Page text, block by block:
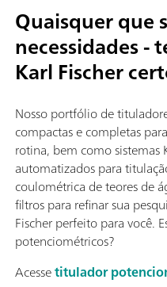
Quaisquer que
necessidades
Karl Fischer
Nosso portfólio de
compactas e completas
rotina, bem como sistemas
automatizados para
coulométrica de teores de
filtros para refinar sua
Fischer perfeito para você.
potenciométricos?
Acessetitulador